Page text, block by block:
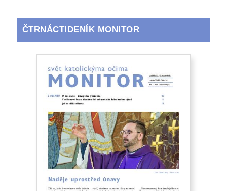
ČTRNÁCTIDENÍK MONITOR